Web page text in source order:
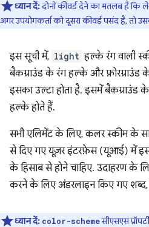
ध्यान दें:दोनों कीवर्ड देने का मतलब है कि
अगर उपयोगकर्ता को दूसरा कीवर्ड पसंद है, तो
इस सूची में, light हल्के रंग वाली
बैकग्राउंड के रंग हल्के और फ़ोरग्राउंड
इसका उल्टा होता है. इसमें बैकग्राउंड
हल्के होते हैं.
सभी एलिमेंट के लिए, कलर स्कीम के
से दिए गए यूज़र इंटरफ़ेस (यूआई) में
के हिसाब से होने चाहिए. उदाहरण के
करने के लिए अंडरलाइन किए गए शब्द,
ध्यान दें: color-schemeसीएसएस